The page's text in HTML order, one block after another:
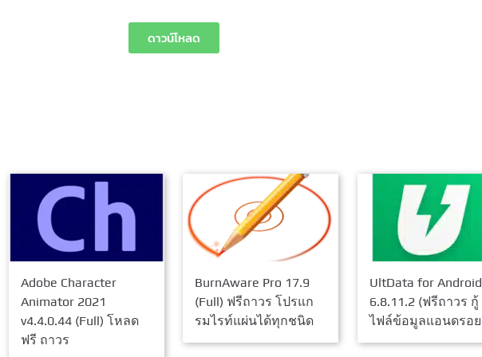
ดาวน์โหลด
Adobe Character
Animator 2021
v4.4.0.44 (Full) โหลด
ฟรี ถาวร
BurnAware Pro 17.9
(Full) ฟรีถาวร โปรแก
รมไรท์แผ่นได้ทุกชนิด
UltData for Android
6.8.11.2 (ฟรีถาวร กู้
ไฟล์ข้อมูลแอนดรอ